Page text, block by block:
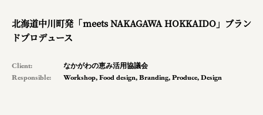
space
Smiles
北海道中川町発「meets NAKAGAWA HOKKAIDO」ブラン
ドプロデュース
Client:
なかがわの恵み活用協議会
Responsible:
Workshop,Food design,Branding,Produce,Design